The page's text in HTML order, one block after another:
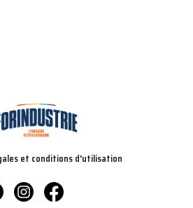
et conditions d'utilisation